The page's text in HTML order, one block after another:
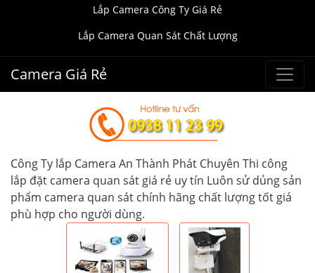
Lắp Camera Công Ty Giá Rẻ
Lắp Camera Quan Sát Chất Lượng
Camera Giá Rẻ
Công Ty lắp Camera An Thành Phát Chuyên Thi công
lắp đặt camera quan sát giá rẻ uy tín Luôn sử dủng sản
phẩm camera quan sát chính hãng chất lượng tốt giá
phù hợp cho người dùng.